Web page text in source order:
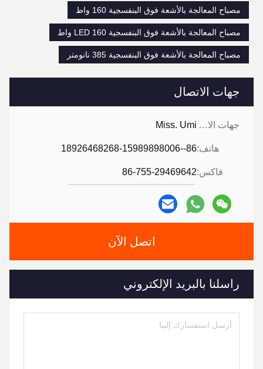
جهات الاتصال
جهات الاتصال: Miss. Umi
هاتف:86--18926468268-15989898006
فاكس:86-755-29469642
اتصل الآن
راسلنا بالبريد الإلكتروني
مصباح المعالجة بالأشعة فوق البنفسجية 160 واط
مصباح المعالجة بالأشعة فوق البنفسجية LED 160 واط
مصباح المعالجة بالأشعة فوق البنفسجية 385 نانومتر